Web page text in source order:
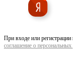
При входе или
соглашение о